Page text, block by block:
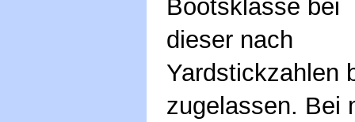
Bootsklasse bei
dieser nach
Yardstickzahlen
zugelassen. Bei